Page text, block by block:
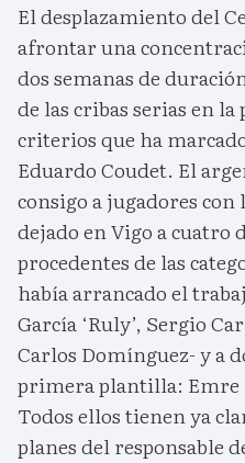
El desplazamiento del
afrontar una
dos semanas de
de las cribas serias en
criterios que ha
Eduardo Coudet. El
consigo a jugadores con
dejado en Vigo a cuatro
procedentes de las
había arrancado el
García ‘Ruly’, Sergio
Carlos Domínguez- y a
primera plantilla: Emre
Todos ellos tienen ya
planes del responsable